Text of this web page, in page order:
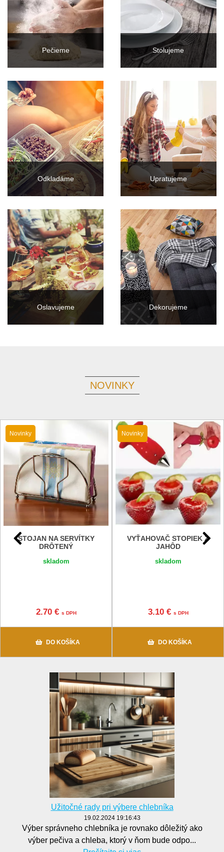
Pečieme Stolujeme
Odkladáme Upratujeme
Oslavujeme Dekorujeme
NOVINKY
Novinky
STOJAN NA SERVÍTKY
DRÔTENÝ
skladom
2.70 € s DPH
DO KOŠÍKA
Novinky
VYŤAHOVAČ STOPIEK Z
JAHÔD
skladom
3.10 € s DPH
DO KOŠÍKA
Užitočné rady pri výbere chlebníka
19.02.2024 19:16:43
Výber správneho chlebníka je rovnako dôležitý ako
výber pečiva a chleba, ktorý v ňom bude odpo...